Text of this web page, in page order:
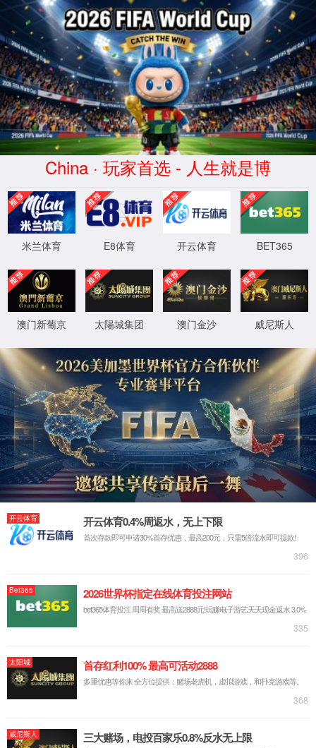
首页
实验室设计·咨询
实验室设计规划
实验室设计标准
实验室系统·方案
实验室通风系统
实验室净化系统
实验室供气系统
实验室供水系统
实验室三废系统
手术室净化系统